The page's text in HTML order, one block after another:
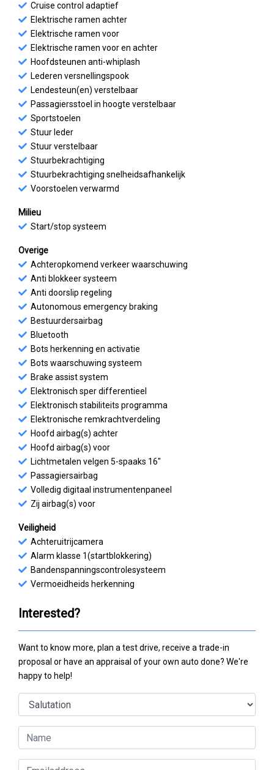
Cruise control adaptief
Elektrische ramen achter
Elektrische ramen voor
Elektrische ramen voor en achter
Hoofdsteunen anti-whiplash
Lederen versnellingspook
Lendesteun(en) verstelbaar
Passagiersstoel in hoogte verstelbaar
Sportstoelen
Stuur leder
Stuur verstelbaar
Stuurbekrachtiging
Stuurbekrachtiging snelheidsafhankelijk
Voorstoelen verwarmd
Milieu
Start/stop systeem
Overige
Achteropkomend verkeer waarschuwing
Anti blokkeer systeem
Anti doorslip regeling
Autonomous emergency braking
Bestuurdersairbag
Bluetooth
Bots herkenning en activatie
Bots waarschuwing systeem
Brake assist system
Elektronisch sper differentieel
Elektronisch stabiliteits programma
Elektronische remkrachtverdeling
Hoofd airbag(s) achter
Hoofd airbag(s) voor
Lichtmetalen velgen 5-spaaks 16"
Passagiersairbag
Volledig digitaal instrumentenpaneel
Zij airbag(s) voor
Veiligheid
Achteruitrijcamera
Alarm klasse 1(startblokkering)
Bandenspanningscontrolesysteem
Vermoeidheids herkenning
Interested?
Want to know more, plan a test drive, receive a trade-in
proposal or have an appraisal of your own auto done? We're
happy to help!